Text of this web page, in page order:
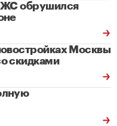
обрушился
Москвы
скидками